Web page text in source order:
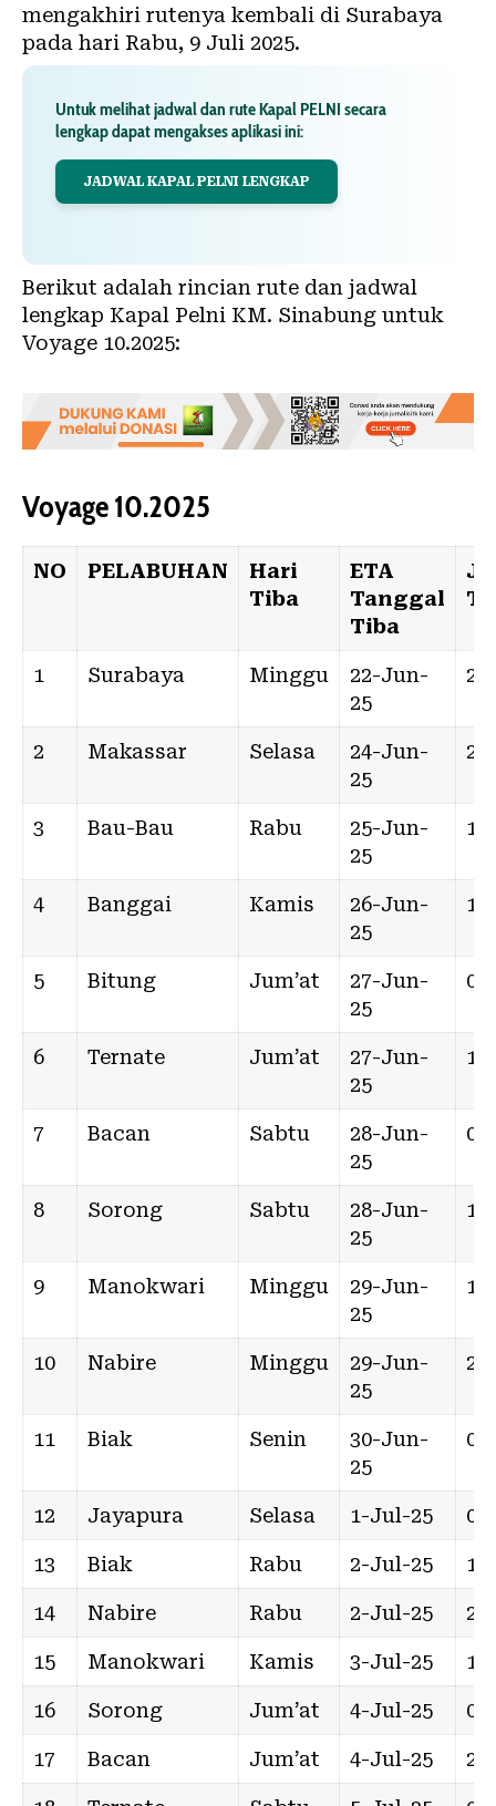
mengakhiri rutenya kembali di Surabaya
pada hari Rabu, 9 Juli 2025.
Untuk melihat jadwal dan rute Kapal PELNI secara
lengkap dapat mengakses aplikasi ini:
JADWAL KAPAL PELNI LENGKAP
Berikut adalah rincian rute dan jadwal
lengkap Kapal Pelni KM. Sinabung untuk
Voyage 10.2025:
Voyage 10.2025
NO PELABUHAN
Hari
Tiba
ETA
Tanggal
Tiba
1 Surabaya Minggu
22-Jun-
25
2 Makassar Selasa
24-Jun-
25
3 Bau-Bau Rabu
25-Jun-
25
4 Banggai Kamis
26-Jun-
25
5 Bitung Jum’at
27-Jun-
25
6 Ternate Jum’at
27-Jun-
25
7 Bacan Sabtu
28-Jun-
25
8 Sorong Sabtu
28-Jun-
25
9 Manokwari Minggu
29-Jun-
25
10 Nabire Minggu
29-Jun-
25
11 Biak Senin
30-Jun-
25
12 Jayapura Selasa 1-Jul-25
13 Biak Rabu 2-Jul-25
14 Nabire Rabu 2-Jul-25
15 Manokwari Kamis 3-Jul-25
16 Sorong Jum’at 4-Jul-25
17 Bacan Jum’at 4-Jul-25